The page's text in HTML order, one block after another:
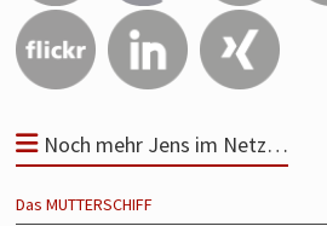
Noch mehr Jens im Netz…
Das MUTTERSCHIFF